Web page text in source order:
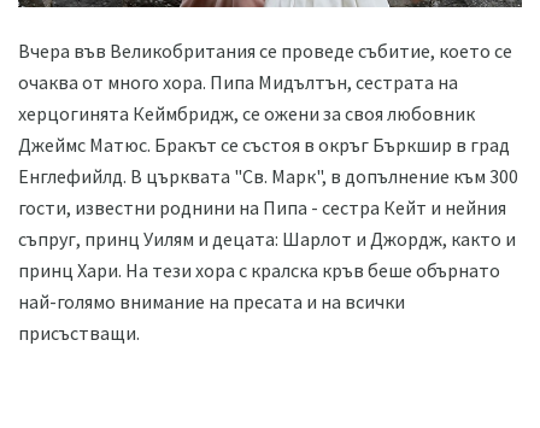
Вчера във Великобритания се проведе събитие, което се
очаква от много хора. Пипа Мидълтън, сестрата на
херцогинята Кеймбридж, се ожени за своя любовник
Джеймс Матюс. Бракът се състоя в окръг Бъркшир в град
Енглефийлд. В църквата "Св. Марк", в допълнение към 300
гости, известни роднини на Пипа - сестра Кейт и нейния
съпруг, принц Уилям и децата: Шарлот и Джордж, както и
принц Хари. На тези хора с кралска кръв беше обърнато
най-голямо внимание на пресата и на всички
присъстващи.